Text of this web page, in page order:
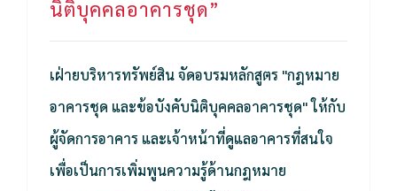
นิติบุคคลอาคารชุด”
เฝ่ายบริหารทรัพย์สิน จัดอบรมหลักสูตร "กฎหมาย
อาคารชุด และข้อบังคับนิติบุคคลอาคารชุด" ให้กับ
ผู้จัดการอาคาร และเจ้าหน้าที่ดูแลอาคารที่สนใจ
เพื่อเป็นการเพิ่มพูนความรู้ด้านกฎหมาย